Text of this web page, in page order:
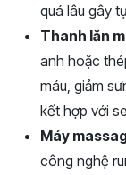
quá lâu gây
Thanh lăn
anh hoặc
máu, giảm
kết hợp với
Máy
công nghệ